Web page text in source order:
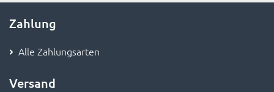
Zahlung
Alle Zahlungsarten
Versand